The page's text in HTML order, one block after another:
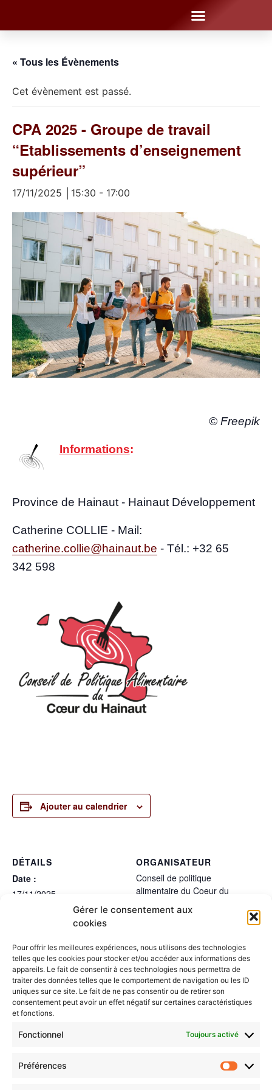
Gérer le consentement aux
cookies
Pour offrir les meilleures expériences, nous utilisons des technologies
telles que les cookies pour stocker et/ou accéder aux informations des
appareils. Le fait de consentir à ces technologies nous permettra de
traiter des données telles que le comportement de navigation ou les ID
uniques sur ce site. Le fait de ne pas consentir ou de retirer son
consentement peut avoir un effet négatif sur certaines caractéristiques
et fonctions.
Fonctionnel Toujours activé
Préférences
« Tous les Évènements
Cet évènement est passé.
CPA 2025 - Groupe de travail
“Etablissements d’enseignement
supérieur”
17/11/2025 │15:30 - 17:00
© Free­pik
Infor­ma­tions:
Pro­vince de Hai­naut - Hai­naut Développement
Cathe­rine COLLIE - Mail:
catherine.collie@hainaut.be - Tél.: +32 65
342 598
Ajouter au calendrier
DÉTAILS
Date :
17/11/2025
LIEU
Visioconférence
ORGANISATEUR
Conseil de politique
alimentaire du Coeur du
CPA 2025 - Groupe de travail
“Régie d’approvisionnement”
Journée de l’Arbre et des saveurs
locales - L’Enigme du Festin Vert